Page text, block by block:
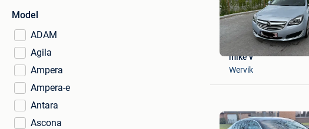
Model
ADAM
Agila
Ampera
Ampera-e
Antara
Ascona
mike v
Wervik